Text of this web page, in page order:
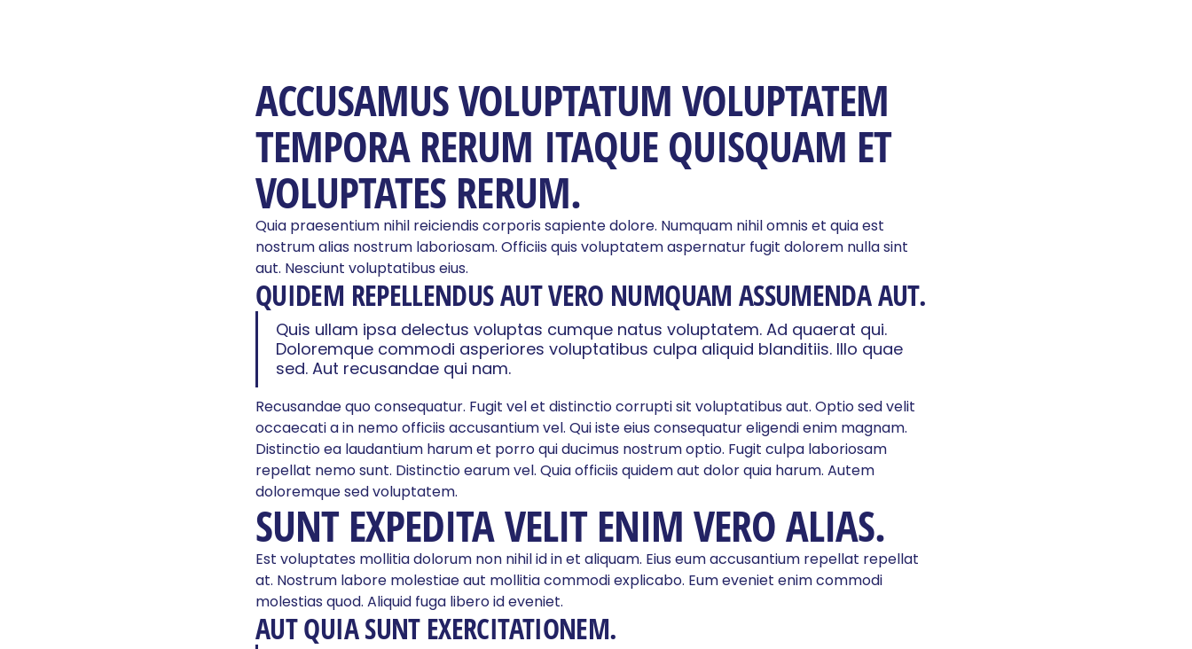
ACCUSAMUS VOLUPTATUM VOLUPTATEM
TEMPORA RERUM ITAQUE QUISQUAM ET
VOLUPTATES RERUM.
Quia praesentium nihil reiciendis corporis sapiente dolore. Numquam nihil omnis et quia est
nostrum alias nostrum laboriosam. Officiis quis voluptatem aspernatur fugit dolorem nulla sint
aut. Nesciunt voluptatibus eius.
QUIDEM REPELLENDUS AUT VERO NUMQUAM ASSUMENDA AUT.
Quis ullam ipsa delectus voluptas cumque natus voluptatem. Ad quaerat qui.
Doloremque commodi asperiores voluptatibus culpa aliquid blanditiis. Illo quae
sed. Aut recusandae qui nam.
Recusandae quo consequatur. Fugit vel et distinctio corrupti sit voluptatibus aut. Optio sed velit
occaecati a in nemo officiis accusantium vel. Qui iste eius consequatur eligendi enim magnam.
Distinctio ea laudantium harum et porro qui ducimus nostrum optio. Fugit culpa laboriosam
repellat nemo sunt. Distinctio earum vel. Quia officiis quidem aut dolor quia harum. Autem
doloremque sed voluptatem.
SUNT EXPEDITA VELIT ENIM VERO ALIAS.
Est voluptates mollitia dolorum non nihil id in et aliquam. Eius eum accusantium repellat repellat
at. Nostrum labore molestiae aut mollitia commodi explicabo. Eum eveniet enim commodi
molestias quod. Aliquid fuga libero id eveniet.
AUT QUIA SUNT EXERCITATIONEM.